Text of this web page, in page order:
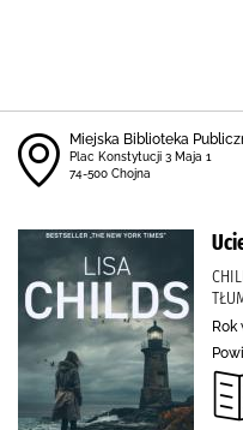
Miejska Biblioteka
Plac Konstytucji 3 Maja 1
74-500 Chojna